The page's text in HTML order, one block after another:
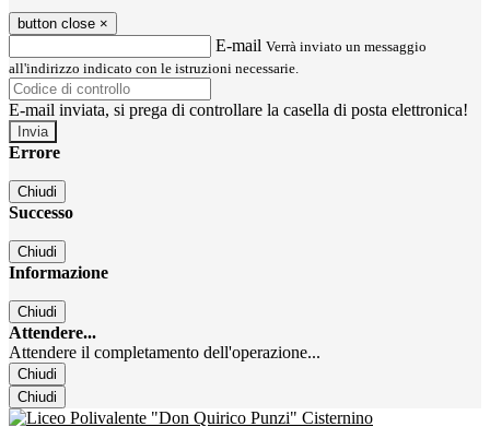
button close ×
E-mail Verrà inviato un messaggio
all'indirizzo indicato con le istruzioni necessarie.
E-mail inviata, si prega di controllare la casella di posta elettronica!
Errore
Chiudi
Successo
Chiudi
Informazione
Chiudi
Attendere...
Attendere il completamento dell'operazione...
Chiudi
Chiudi